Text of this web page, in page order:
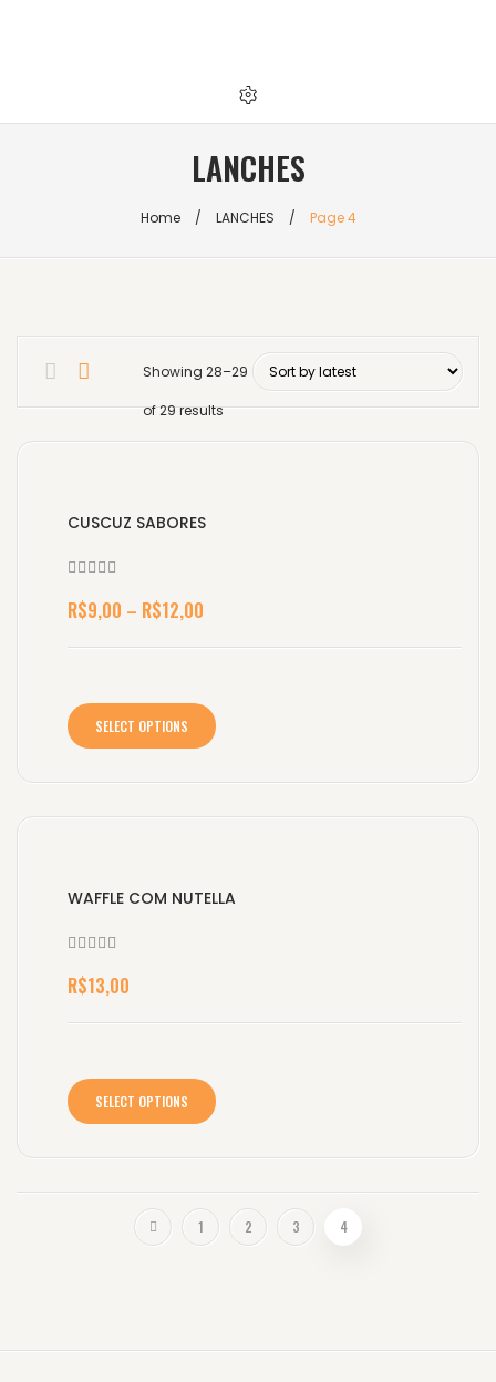
LANCHES
Home / LANCHES / Page 4
Showing 28–29
of 29 results
CUSCUZ SABORES
e
0
f
5
R$9,00 – R$12,00
SELECT OPTIONS
WAFFLE COM NUTELLA
e
0
f
5
R$13,00
SELECT OPTIONS
1 2 3 4